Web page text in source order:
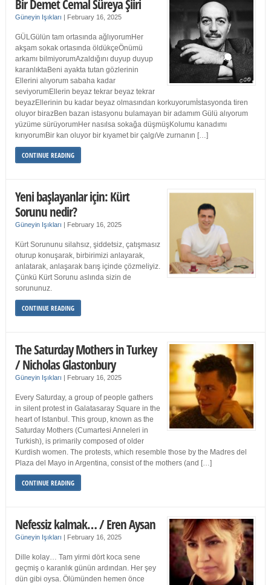
Bir Demet Cemal Süreya Şiiri
Güneyin Işıkları | February 16, 2025
GÜLGülün tam ortasında ağlıyorumHer
akşam sokak ortasında öldükçeÖnümü
arkamı bilmiyorumAzaldığını duyup duyup
karanlıktaBeni ayakta tutan gözlerinin
Ellerini alıyorum sabaha kadar
seviyorumEllerin beyaz tekrar beyaz tekrar
beyazEllerinin bu kadar beyaz olmasından korkuyorumİstasyonda tiren
oluyor birazBen bazan istasyonu bulamayan bir adamım Gülü alıyorum
yüzüme sürüyorumHer nasılsa sokağa düşmüşKolumu kanadımı
kırıyorumBir kan oluyor bir kıyamet bir çalgıVe zurnanın […]
CONTINUE READING
Yeni başlayanlar için: Kürt
Sorunu nedir?
Güneyin Işıkları | February 16, 2025
Kürt Sorununu silahsız, şiddetsiz, çatışmasız
oturup konuşarak, birbirimizi anlayarak,
anlatarak, anlaşarak barış içinde çözmeliyiz.
Çünkü Kürt Sorunu aslında sizin de
sorununuz.
CONTINUE READING
The Saturday Mothers in Turkey
/ Nicholas Glastonbury
Güneyin Işıkları | February 16, 2025
Every Saturday, a group of people gathers
in silent protest in Galatasaray Square in the
heart of Istanbul. This group, known as the
Saturday Mothers (Cumartesi Anneleri in
Turkish), is primarily composed of older
Kurdish women. The protests, which resemble those by the Madres del
Plaza del Mayo in Argentina, consist of the mothers (and […]
CONTINUE READING
Nefessiz kalmak… / Eren Aysan
Güneyin Işıkları | February 16, 2025
Dille kolay… Tam yirmi dört koca sene
geçmiş o karanlık günün ardından. Her şey
dün gibi oysa. Ölümünden hemen önce